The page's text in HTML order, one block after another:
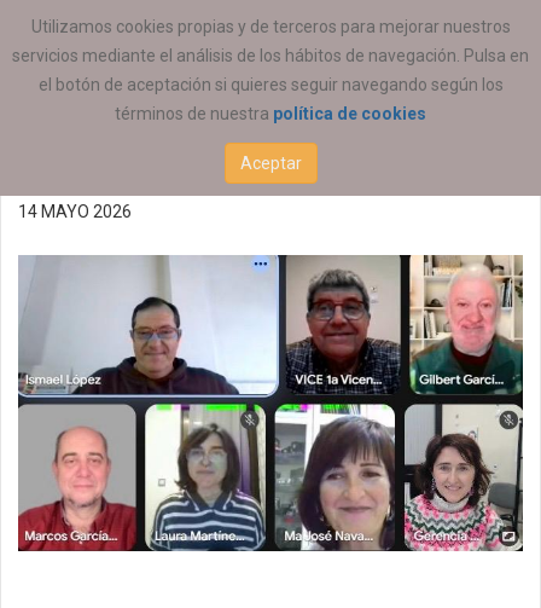
Utilizamos cookies propias y de terceros para mejorar nuestros
servicios mediante el análisis de los hábitos de navegación. Pulsa en
el botón de aceptación si quieres seguir navegando según los
términos de nuestra política de cookies
Aceptar
ESTÁ AQUÍ: ACTUALIDAD COEESCV
Resumen de la Comisión
Permanente 14052026
14 MAYO 2026